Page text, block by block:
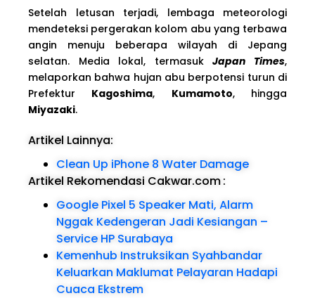
Setelah letusan terjadi, lembaga meteorologi
mendeteksi pergerakan kolom abu yang terbawa
angin menuju beberapa wilayah di Jepang
selatan. Media lokal, termasukJapan Times,
melaporkan bahwa hujan abu berpotensi turun di
Prefektur Kagoshima, Kumamoto, hingga
Miyazaki.
Artikel Lainnya:
Clean Up iPhone 8 Water Damage
Artikel Rekomendasi Cakwar.com:
Google Pixel 5 Speaker Mati, Alarm
Nggak Kedengeran Jadi Kesiangan –
Service HP Surabaya
Kemenhub Instruksikan Syahbandar
Keluarkan Maklumat Pelayaran Hadapi
Cuaca Ekstrem